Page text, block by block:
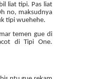
liat tipi. Pas liat
no, maksudnya
tipi wuehehe.
temen gue di
di Tipi One.